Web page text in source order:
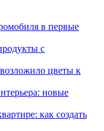
в первые
с
цветы к
новые
как создать